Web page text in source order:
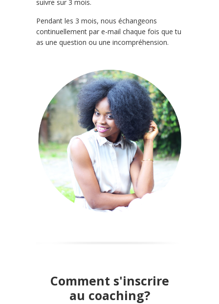
suivre sur 3 mois.
Pendant les 3 mois, nous échangeons
continuellement par e-mail chaque fois que tu
as une question ou une incompréhension.
Comment s'inscrire
au coaching?